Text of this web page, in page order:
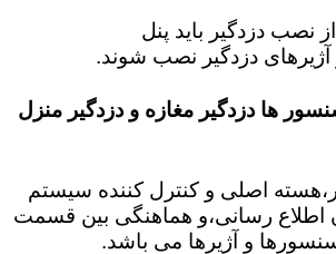
نصب دزدگیر باید پنل
دزدگیر نصب شوند.
ها دزدگیر مغازه و دزدگیر منزل
اصلی و کنترل کننده سیستم
رسانی،و هماهنگی بین قسمت
و آژیرها می باشد.